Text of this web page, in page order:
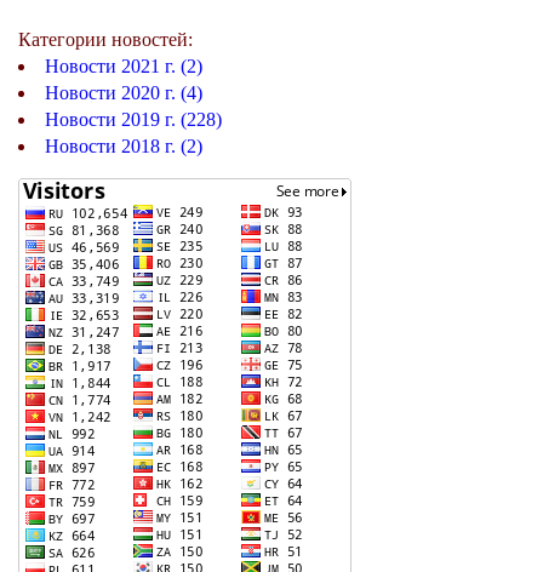
Категории новостей:
Новости 2021 г. (2)
Новости 2020 г. (4)
Новости 2019 г. (228)
Новости 2018 г. (2)